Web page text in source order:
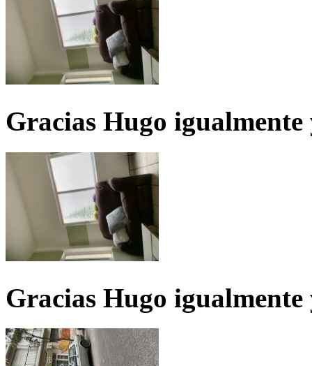
Gracias Hugo igualmente
Gracias Hugo igualmente